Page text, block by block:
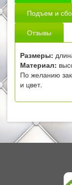
Подъем и
Отзывы
Размеры:
Материал:
По желанию
и цвет.